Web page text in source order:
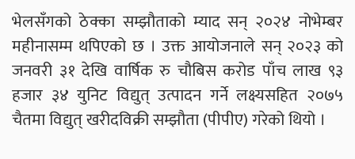
भेलसँगको ठेक्का सम्झौताको म्याद सन् २०२४ नोभेम्बर
महीनासम्म थपिएको छ । उक्त आयोजनाले सन् २०२३ को
जनवरी ३१ देखि वार्षिक रु चौबिस करोड पाँच लाख ९३
हजार ३४ युनिट विद्युत् उत्पादन गर्ने लक्ष्यसहित २०७५
चैतमा विद्युत् खरीदविक्री सम्झौता (पीपीए) गरेको थियो ।